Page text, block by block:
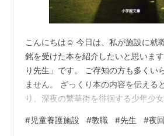
こんにちは☺︎ 今日は、私が施設に就
銘を受けた本を紹介したいと思いま
り先生」です。 ご存知の方も多くい
ません。 ざっくり本の内容を伝える
り、深夜の繁華街を徘徊する少年少
がいくつか書かれています。 実話を
#児童養護施設 #教職 #先生 #夜